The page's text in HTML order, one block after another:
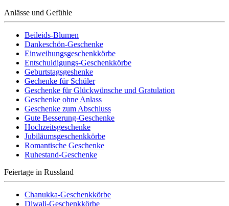
Anlässe und Gefühle
Beileids-Blumen
Dankeschön-Geschenke
Einweihungsgeschenkkörbe
Entschuldigungs-Geschenkkörbe
Geburtstagsgeshenke
Gechenke für Schüler
Geschenke für Glückwünsche und Gratulation
Geschenke ohne Anlass
Geschenke zum Abschluss
Gute Besserung-Geschenke
Hochzeitsgeschenke
Jubiläumsgeschenkkörbe
Romantische Geschenke
Ruhestand-Geschenke
Feiertage in Russland
Chanukka-Geschenkkörbe
Diwali-Geschenkkörbe